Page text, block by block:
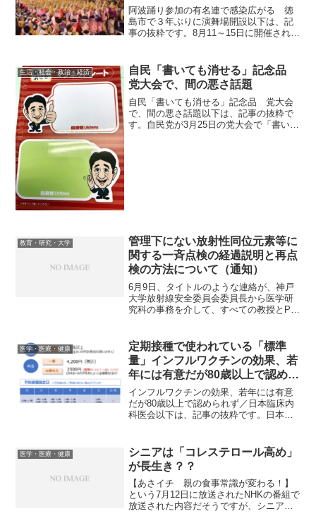
阿波踊り参加の有名連で感染広がる 徳
島市で３年ぶりに演舞場開設以下は、記
事の抜粋です。8月11～15日に開催された
いでいることが18日、徳島新聞の取材で
分かった。行動を...
生活・社会・政治・経済
自民「書いても消せる」記念品
党大会で、間の悪さ話題
自民「書いても消せる」記念品 党大会
で、間の悪さ話題以下は、記事の抜粋で
す。自民党が3月25日の党大会で「書いて
教育・研究・大学
管理下にない放射性同位元素等に
関する一斉点検の経過説明と再点
検の方法について（通知）
6月9日、タイトルのような連絡が、神戸
大学放射線安全委員会委員長から医学研
究科の事務を介して、すべての教授とPI
委員会委員長 ＊＊＊＊＜経過説明＞こ
れまでの点検の結果、...
医学・医療・健康
定期接種で使われている「標準
量」インフルワクチンの効果、若
年には有意だが80歳以上で認めら
れず
インフルワクチンの効果、若年には有意
だが80歳以上で認められず／日本臨床内
科医会以下は、記事の抜粋です。日本臨
究の統合解析が行われ、インフルエンザ
ワクチンは40歳未満の...
医学・医療・健康
シニアは「コレステロール高め」
が長生き？？
【あさイチ 親の食事常識が変わる！】
という7月12日に放送されたNHKの番組で
放送された内容だそうですが、シニアは